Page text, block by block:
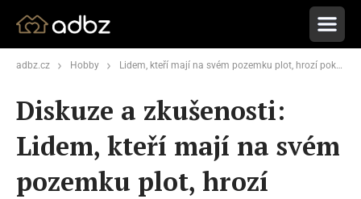
adbz.cz Hobby Lidem, kteří mají na svém pozemku plot, hrozí pokuta 1 000 000 Kč. Stačí podcenit jeden malý detail
Diskuze a zkušenosti:
Lidem, kteří mají na svém
pozemku plot, hrozí